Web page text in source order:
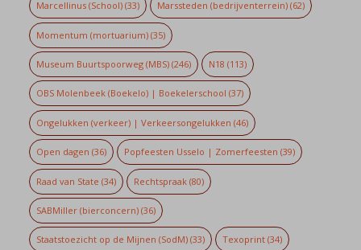
Marcellinus (School)(33) Marssteden (bedrijventerrein) (62)
Momentum (mortuarium)(35)
Museum Buurtspoorweg (MBS)(246) N18 (113)
OBS Molenbeek (Boekelo) | Boekelerschool (37)
Ongelukken (verkeer) | Verkeersongelukken (46)
Open dagen (36) Popfeesten Usselo | Zomerfeesten (39)
Raad van State (34) Rechtspraak (80)
SABMiller (bierconcern)(36)
Staatstoezicht op de Mijnen (SodM)(33) Texoprint (34)